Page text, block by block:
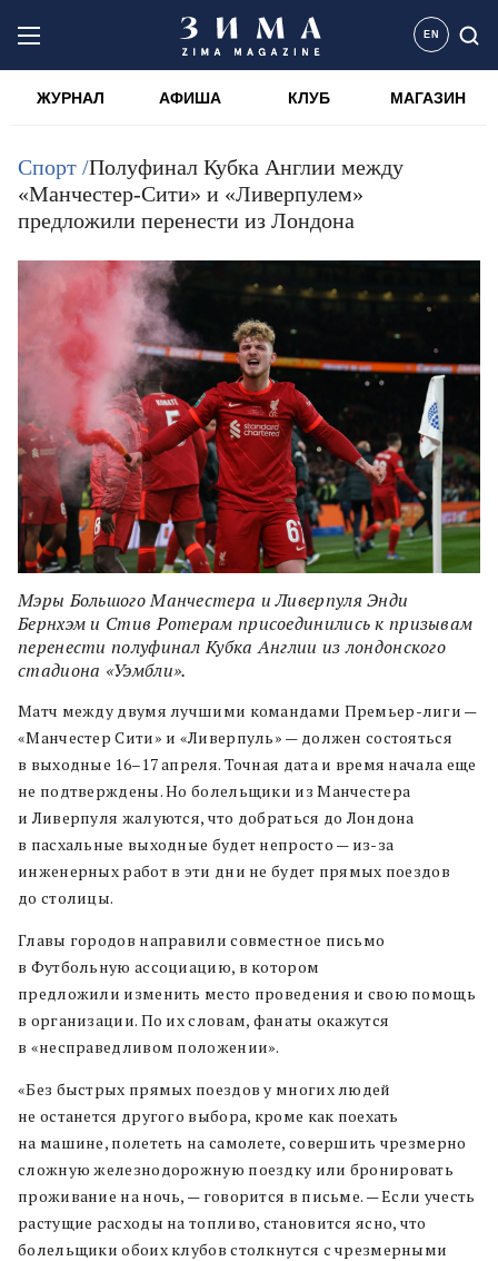
EN
ЖУРНАЛ АФИША КЛУБ МАГАЗИН
Спорт /Полуфинал Кубка Англии между
«Манчестер-Сити» и «Ливерпулем»
предложили перенести из Лондона
Мэры Большого Манчестера и Ливерпуля Энди
Бернхэм и Стив Ротерам присоединились к призывам
перенести полуфинал Кубка Англии из лондонского
стадиона «Уэмбли».
Матч между двумя лучшими командами Премьер-лиги —
«Манчестер Сити» и «Ливерпуль» — должен состояться
в выходные 16–17 апреля. Точная дата и время начала еще
не подтверждены. Но болельщики из Манчестера
и Ливерпуля жалуются, что добраться до Лондона
в пасхальные выходные будет непросто — из-за
инженерных работ в эти дни не будет прямых поездов
до столицы.
Главы городов направили совместное письмо
в Футбольную ассоциацию, в котором
предложили изменить место проведения и свою помощь
в организации. По их словам, фанаты окажутся
в «несправедливом положении».
«Без быстрых прямых поездов у многих людей
не останется другого выбора, кроме как поехать
на машине, полететь на самолете, совершить чрезмерно
сложную железнодорожную поездку или бронировать
проживание на ночь, — говорится в письме. — Если учесть
растущие расходы на топливо, становится ясно, что
болельщики обоих клубов столкнутся с чрезмерными